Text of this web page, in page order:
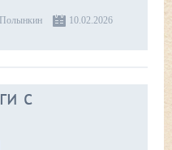
Полынкин
10.02.2026
с